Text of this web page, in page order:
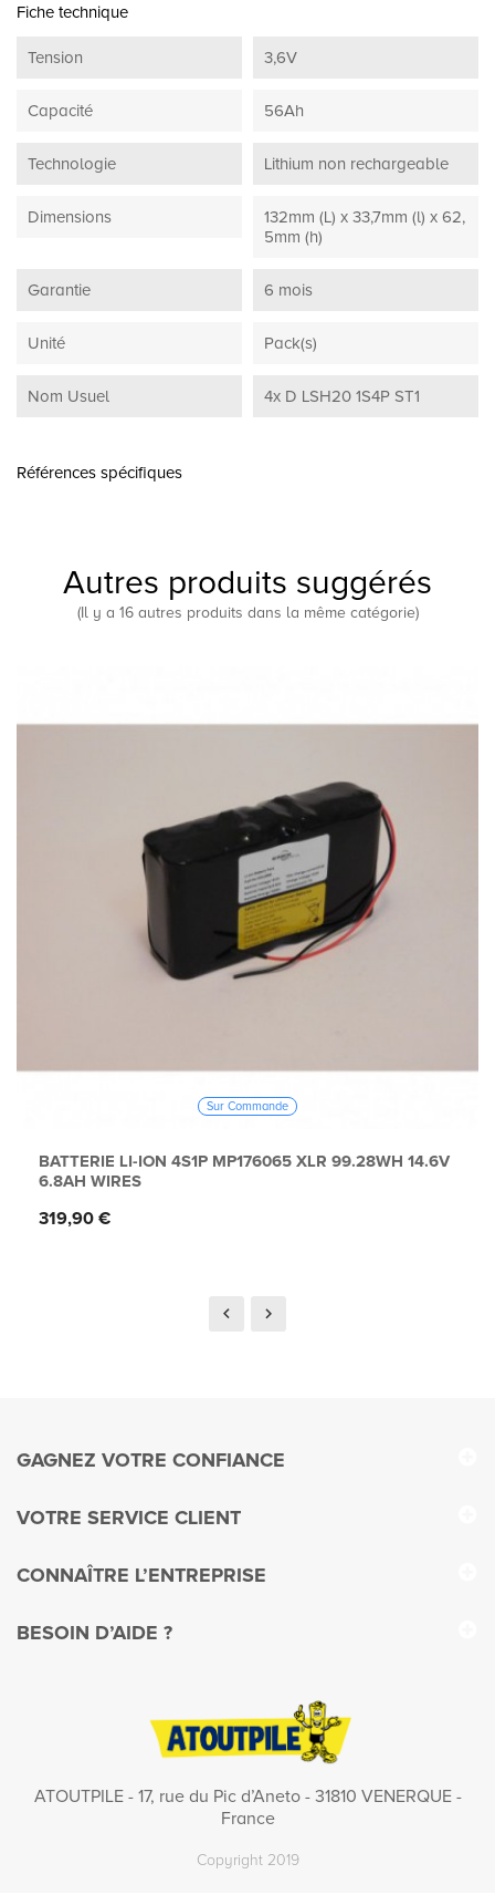
Fiche technique
Tension 3,6V
Capacité 56Ah
Technologie Lithium non rechargeable
Dimensions
132mm (L) x 33,7mm (l) x 62,
5mm (h)
Garantie 6 mois
Unité Pack(s)
Nom Usuel 4x D LSH20 1S4P ST1
Références spécifiques
Autres produits suggérés
(Il y a 16 autres produits dans la même catégorie)
Sur Commande
BATTERIE LI-ION 4S1P MP176065 XLR 99.28WH 14.6V
6.8AH WIRES
Prix
319,90 €
GAGNEZ VOTRE CONFIANCE
VOTRE SERVICE CLIENT
CONNAÎTRE L’ENTREPRISE
BESOIN D’AIDE ?
ATOUTPILE - 17, rue du Pic d’Aneto - 31810 VENERQUE -
France
Copyright 2019